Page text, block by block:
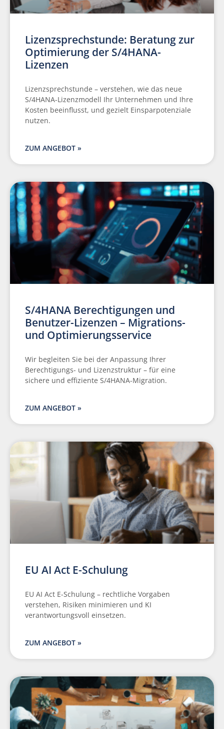
Lizenzsprechstunde: Beratung zur
Optimierung der S/4HANA-
Lizenzen
Lizenzsprechstunde – verstehen, wie das neue
S/4HANA-Lizenzmodell Ihr Unternehmen und Ihre
Kosten beeinflusst, und gezielt Einsparpotenziale
nutzen.
ZUM ANGEBOT »
S/4HANA Berechtigungen und
Benutzer-Lizenzen – Migrations-
und Optimierungsservice
Wir begleiten Sie bei der Anpassung Ihrer
Berechtigungs- und Lizenzstruktur – für eine
sichere und effiziente S/4HANA-Migration.
ZUM ANGEBOT »
EU AI Act E-Schulung
EU AI Act E-Schulung – rechtliche Vorgaben
verstehen, Risiken minimieren und KI
verantwortungsvoll einsetzen.
ZUM ANGEBOT »